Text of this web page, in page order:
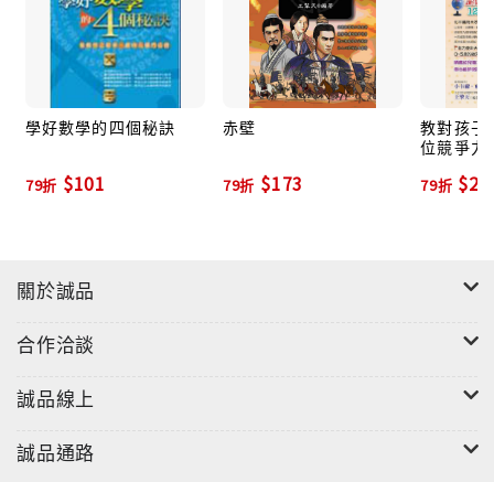
◎ 情境2：我真的想跟對方交朋友，但總有熱臉貼冷屁
股的感受？
我不是要教你「裝」熟的技巧，而是希望你不再以真心
換絕情。每一場對話都是一篇經典樂章的演繹，動聽與
否的關鍵，在於你掌握談話節奏的能力。以絕佳的節奏
感帶出自己的真心誠意，就能引起彼此的情緒共鳴。
第1部 話說得動聽，基礎功最重要 ～從說話看做人。
心。
義，杜絕說者無意，聽者有心！
第4部 江湖一點訣，爐火純青的關鍵 ～掌握永續經營的
關鍵句，「真情指數」節節高升！
學好數學的四個秘訣
79折 $101
赤壁
79折 $173
教對孩子
位競爭力
79折
關於誠品
合作洽談
誠品線上
誠品通路